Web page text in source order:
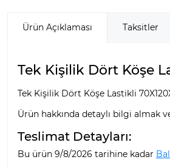
Ürün Açıklaması Taksitler
Tek Kişilik Dört Köşe
Tek Kişilik Dört Köşe Lastikli
Ürün hakkında detaylı bilgi almak
Teslimat Detayları:
Bu ürün 9/8/2026 tarihine kadar